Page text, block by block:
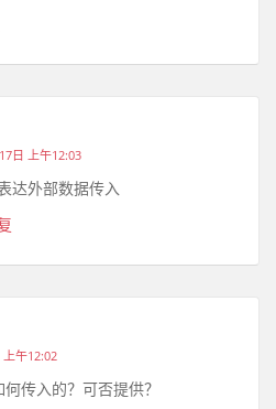
日 上午12:03
达外部数据传入
上午12:02
传入的？可否提供？